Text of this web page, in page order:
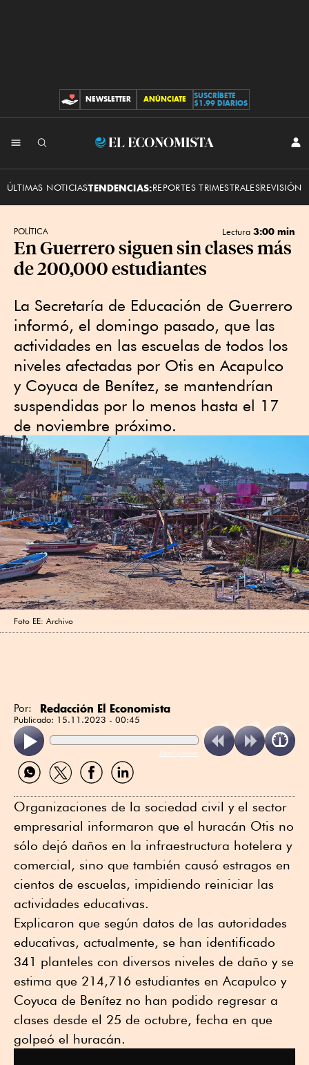
CONTRIBUCIONES
NEWSLETTER ANÚNCIATE
SUSCRÍBETE
$1.99 DIARIOS
El
ÚLTIMAS NOTICIASTENDENCIAS:REPORTES TRIMESTRALESREVISIÓN
POLÍTICA Lectura 3:00 min
En Guerrero siguen sin clases más
de 200,000 estudiantes
La Secretaría de Educación de Guerrero
informó, el domingo pasado, que las
actividades en las escuelas de todos los
niveles afectadas por Otis en Acapulco
y Coyuca de Benítez, se mantendrían
suspendidas por lo menos hasta el 17
de noviembre próximo.
Foto EE: Archivo
Por: Redacción El Economista
Publicado: 15.11.2023 - 00:45
ReadSpeaker
Compartir
por
Compartir
por
Compartir
por
Compartir
por
Organizaciones de la sociedad civil y el sector
empresarial informaron que el huracán Otis no
sólo dejó daños en la infraestructura hotelera y
comercial, sino que también causó estragos en
cientos de escuelas, impidiendo reiniciar las
actividades educativas.
Explicaron que según datos de las autoridades
educativas, actualmente, se han identificado
341 planteles con diversos niveles de daño y se
estima que 214,716 estudiantes en Acapulco y
Coyuca de Benítez no han podido regresar a
clases desde el 25 de octubre, fecha en que
golpeó el huracán.